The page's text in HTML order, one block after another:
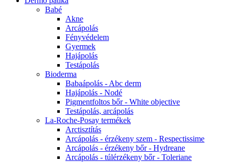
Babé
Akne
Arcápolás
Fényvédelem
Gyermek
Hajápolás
Testápolás
Bioderma
Babaápolás - Abc derm
Hajápolás - Nodé
Pigmentfoltos bőr - White objective
Testápolás, arcápolás
La-Roche-Posay termékek
Arctisztítás
Arcápolás - érzékeny szem - Respectissime
Arcápolás - érzékeny bőr - Hydreane
Arcápolás - túlérzékeny bőr - Toleriane